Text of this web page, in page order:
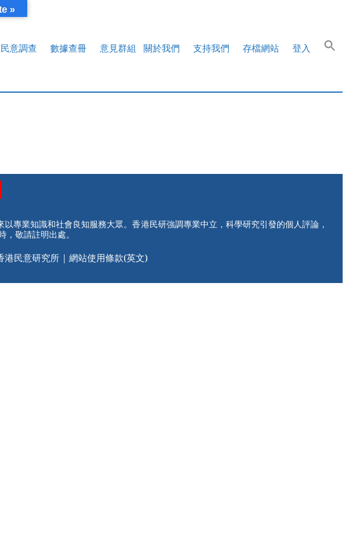
民意調查 數據查冊 意見群組 關於我們 支持我們 存檔網站 登入
專業知識和社會良知服務大眾。香港民研強調專業中立，科學研究引發的個人評論，
敬請註明出處。
民意研究所 | 網站使用條款(英文)
»